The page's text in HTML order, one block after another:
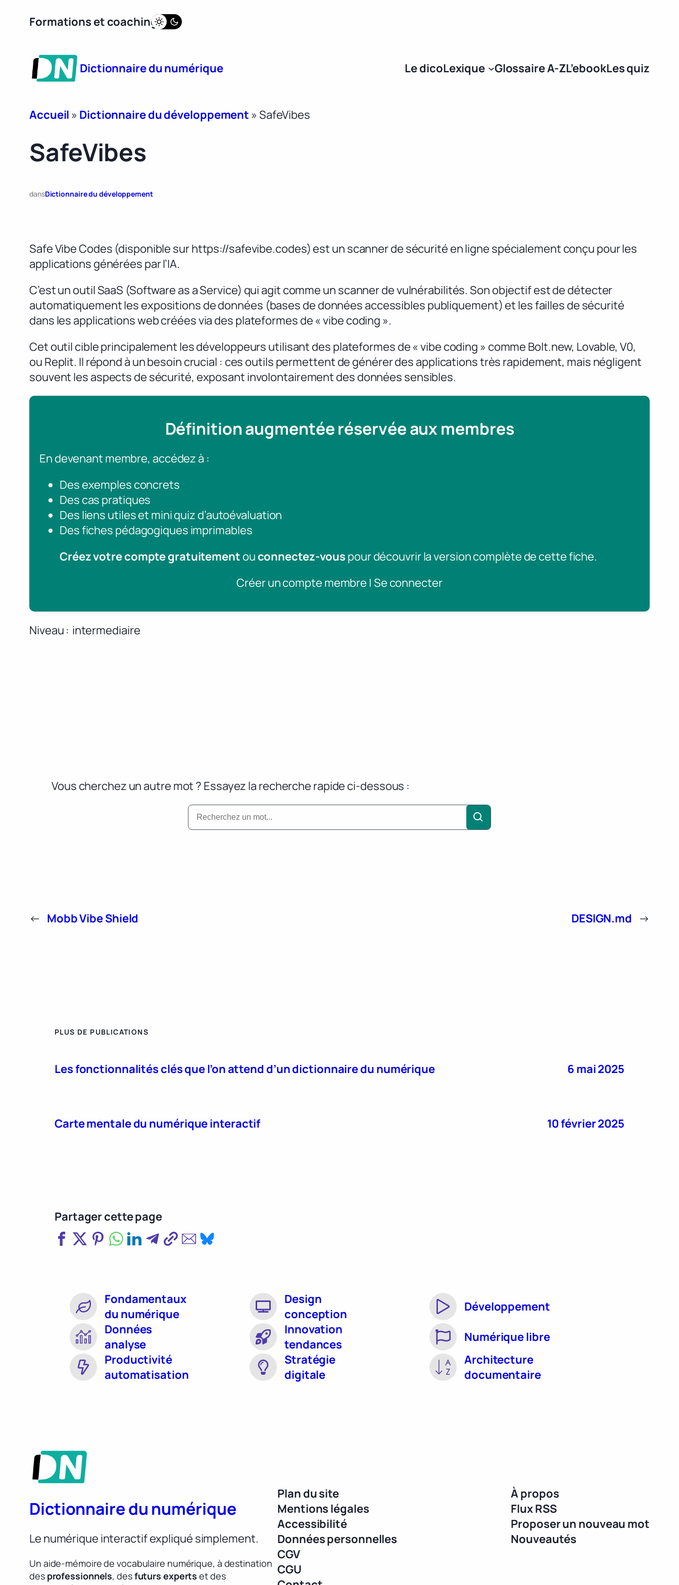
Formations et coaching
Dictionnaire du numérique Le dicoLexique Glossaire A-ZL’ebookLes quiz
Accueil » Dictionnaire du développement » SafeVibes
SafeVibes
dansDictionnaire du développement
Safe Vibe Codes (disponible sur https://safevibe.codes) est un scanner de sécurité en ligne spécialement conçu pour les
applications générées par l’IA.
C’est un outil SaaS (Software as a Service) qui agit comme un scanner de vulnérabilités. Son objectif est de détecter
automatiquement les expositions de données (bases de données accessibles publiquement) et les failles de sécurité
dans les applications web créées via des plateformes de « vibe coding ».
Cet outil cible principalement les développeurs utilisant des plateformes de « vibe coding » comme Bolt.new, Lovable, V0,
ou Replit. Il répond à un besoin crucial : ces outils permettent de générer des applications très rapidement, mais négligent
souvent les aspects de sécurité, exposant involontairement des données sensibles.
Définition augmentée réservée aux membres
En devenant membre, accédez à :
Des exemples concrets
Des cas pratiques
Des liens utiles et mini quiz d’autoévaluation
Des fiches pédagogiques imprimables
Créez votre compte gratuitement ou connectez-vous pour découvrir la version complète de cette fiche.
Créer un compte membre | Se connecter
Niveau intermediaire
Vous cherchez un autre mot ? Essayez la recherche rapide ci-dessous :
← Mobb Vibe Shield DESIGN.md →
PLUS DE PUBLICATIONS
Les fonctionnalités clés que l’on attend d’un dictionnaire du numérique 6 mai 2025
Carte mentale du numérique interactif 10 février 2025
Partager cette page
Fondamentaux
du numérique
Design
conception
Développement
Données
analyse
Innovation
tendances
Numérique libre
Productivité
automatisation
Stratégie
digitale
Architecture
documentaire
Dictionnaire du numérique
Le numérique interactif expliqué simplement.
Un aide-mémoire de vocabulaire numérique, à destination
des professionnels, desfuturs experts et des
Plan du site
Mentions légales
Accessibilité
Données personnelles
CGV
CGU
À propos
Flux RSS
Proposer un nouveau mot
Nouveautés